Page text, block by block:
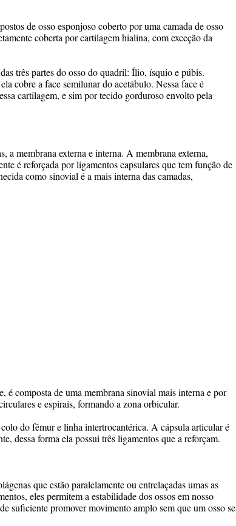
de osso esponjoso coberto por uma camada de osso
coberta por cartilagem hialina, com exceção da
três partes do osso do quadril: Ílio, ísquio e púbis.
cobre a face semilunar do acetábulo. Nessa face é
cartilagem, e sim por tecido gorduroso envolto pela
a membrana externa e interna. A membrana externa,
é reforçada por ligamentos capsulares que tem função de
como sinovial é a mais interna das camadas,
composta de uma membrana sinovial mais interna e por
e espirais, formando a zona orbicular.
do fêmur e linha intertrocantérica. A cápsula articular é
dessa forma ela possui três ligamentos que a reforçam.
que estão paralelamente ou entrelaçadas umas as
eles permitem a estabilidade dos ossos em nosso
suficiente promover movimento amplo sem que um osso se